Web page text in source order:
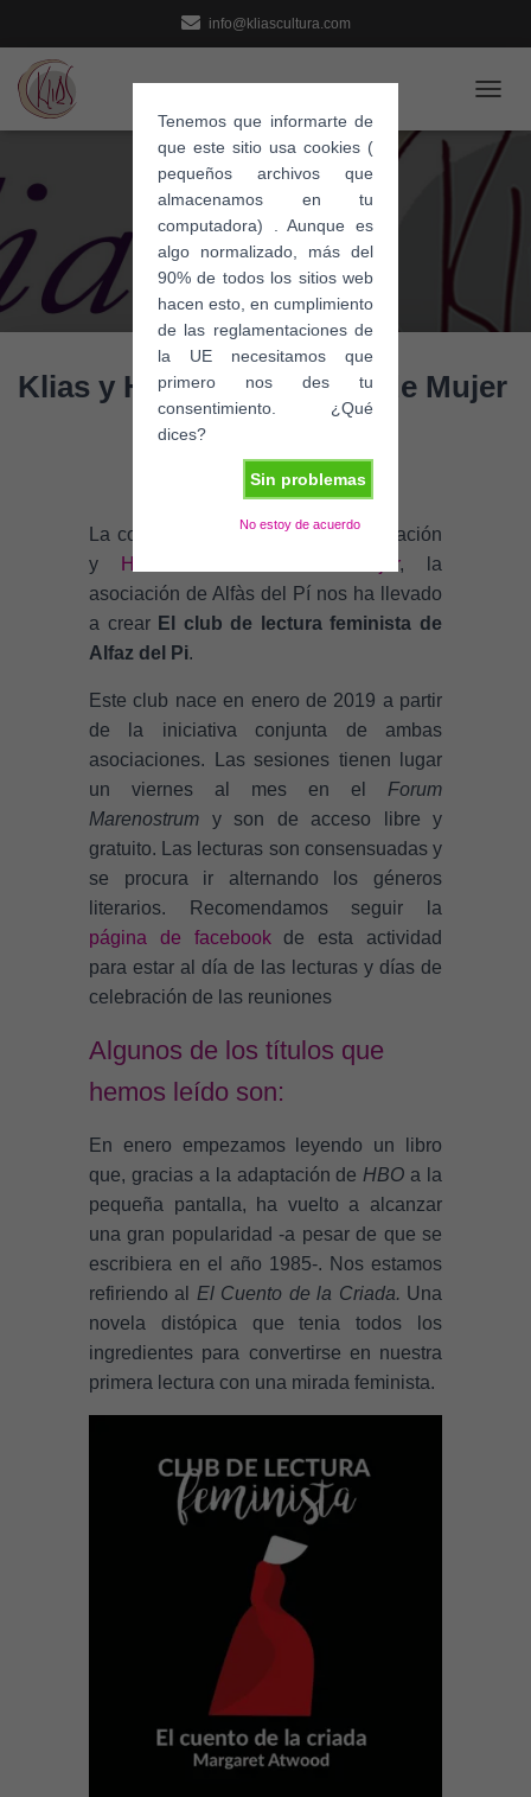
Tenemos que informarte de
que este sitio usa cookies (
pequeños archivos que
almacenamos en tu
computadora) . Aunque es
algo normalizado, más del
90% de todos los sitios web
hacen esto, en cumplimiento
de las reglamentaciones de
la UE necesitamos que
primero nos des tu
consentimiento. ¿Qué
dices?
Sin problemas
No estoy de acuerdo
info@kliascultura.com
A
M
B
O
E
N
Klias y Huellas Borradas de Mujer
La colaboración entre nuestra asociación
y
Huellas Borradas de Mujer, la
asociación de Alfàs del Pí nos ha llevado
a crear El club de lectura feminista de
Alfaz del Pi.
Este club nace en enero de 2019 a partir
de la iniciativa conjunta de ambas
asociaciones. Las sesiones tienen lugar
un viernes al mes en el Forum
Marenostrum y son de acceso libre y
gratuito. Las lecturas son consensuadas y
se procura ir alternando los géneros
literarios. Recomendamos seguir la
página de facebookde esta actividad
para estar al día de las lecturas y días de
celebración de las reuniones
Algunos de los títulos que
hemos leído son:
En enero empezamos leyendo un libro
que, gracias a la adaptación de HBO a la
pequeña pantalla, ha vuelto a alcanzar
una gran popularidad -a pesar de que se
escribiera en el año 1985-. Nos estamos
refiriendo al El Cuento de la Criada. Una
novela distópica que tenia todos los
ingredientes para convertirse en nuestra
primera lectura con una mirada feminista.